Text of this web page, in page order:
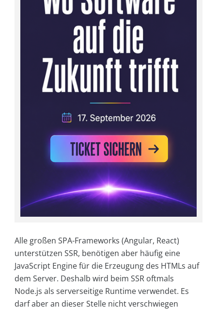
Alle großen SPA-Frameworks (Angular, React)
unterstützen SSR, benötigen aber häufig eine
JavaScript Engine für die Erzeugung des HTMLs auf
dem Server. Deshalb wird beim SSR oftmals
Node.js als serverseitige Runtime verwendet. Es
darf aber an dieser Stelle nicht verschwiegen